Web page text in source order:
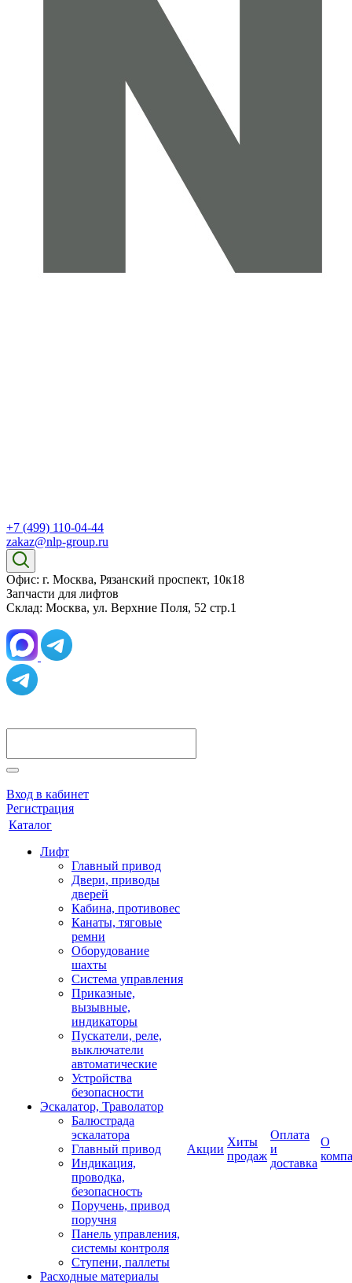
+7 (499) 110-04-44
zakaz@nlp-group.ru
Офис: г. Москва, Рязанский проспект, 10к18
Запчасти для лифтов
Склад: Москва, ул. Верхние Поля, 52 стр.1
Вход в кабинет
Регистрация
Каталог
Лифт
Главный привод
Двери, приводы
дверей
Кабина, противовес
Канаты, тяговые
ремни
Оборудование
шахты
Система управления
Приказные,
вызывные,
индикаторы
Пускатели, реле,
выключатели
автоматические
Устройства
безопасности
Эскалатор, Траволатор
Балюстрада
эскалатора
Главный привод
Индикация,
проводка,
безопасность
Поручень, привод
поручня
Панель управления,
системы контроля
Ступени, паллеты
Расходные материалы
Акции
Хиты
продаж
Оплата
и
доставка
О